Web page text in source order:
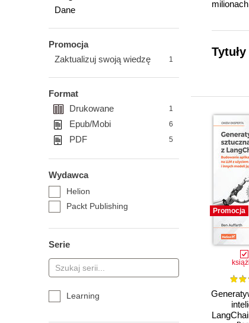
Dane
Promocja
Zaktualizuj swoją wiedzę
1
Format
Drukowane
1
Epub/Mobi 6
PDF 5
Wydawca
Helion
Packt Publishing
Serie
Learning
Promocja